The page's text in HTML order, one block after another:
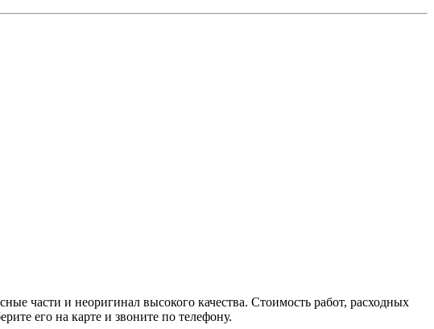
части и неоригинал высокого качества. Стоимость работ, расходных
его на карте и звоните по телефону.